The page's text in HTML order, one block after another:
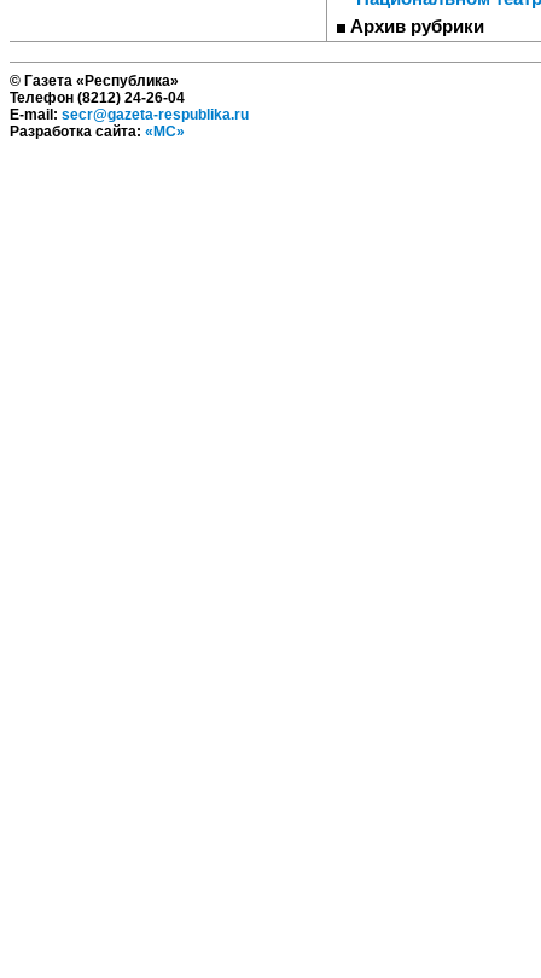
Архив рубрики
© Газета «Республика»
Телефон (8212) 24-26-04
E-mail: secr@gazeta-respublika.ru
Разработка сайта: «МС»